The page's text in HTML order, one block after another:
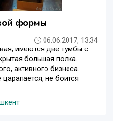
формы
06.06.2017, 13:34
имеются две тумбы с
большая полка.
активного бизнеса.
не боится